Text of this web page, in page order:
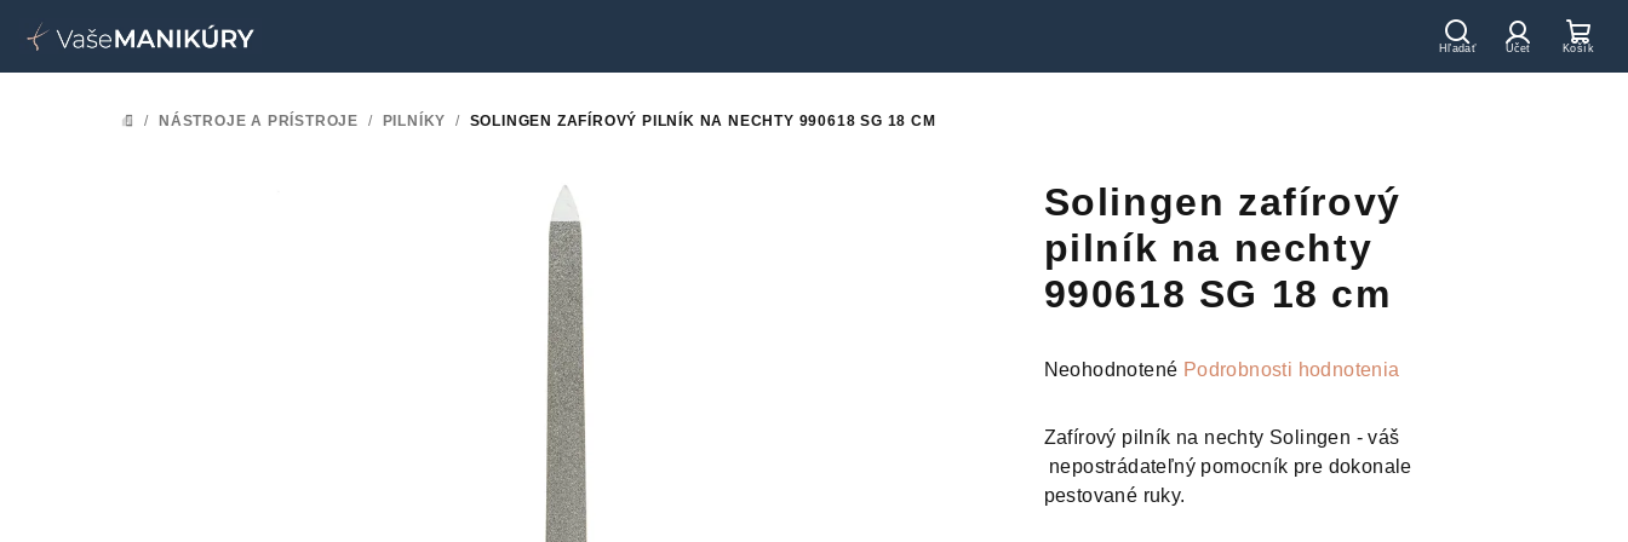
obsah
Hľadať
DOMOV
/ NÁSTROJE A PRÍSTROJE / PILNÍKY / SOLINGEN ZAFÍROVÝ PILNÍK NA NECHTY 990618 SG 18 CM
Solingen zafírový
pilník na nechty
990618 SG 18 cm
Priemerné
produktu
Neohodnotené Podrobnosti hodnotenia
Zafírový pilník na nechty Solingen - váš
nepostrádateľný pomocník pre dokonale
pestované ruky.